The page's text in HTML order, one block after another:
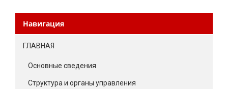
Навигация
ГЛАВНАЯ
Основные сведения
Структура и органы управления